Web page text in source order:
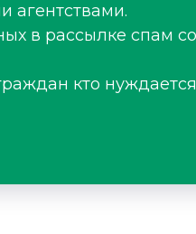
агентствами.
в рассылке спам
кто